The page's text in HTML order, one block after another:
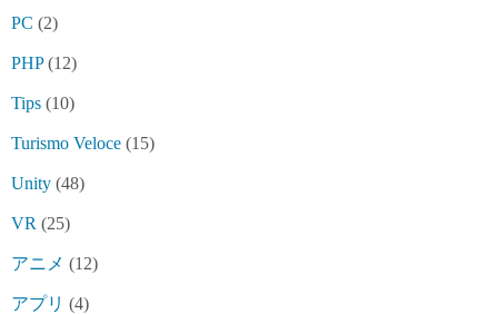
PC (2)
PHP(12)
Tips (10)
Turismo Veloce (15)
Unity (48)
VR (25)
アニメ (12)
アプリ (4)